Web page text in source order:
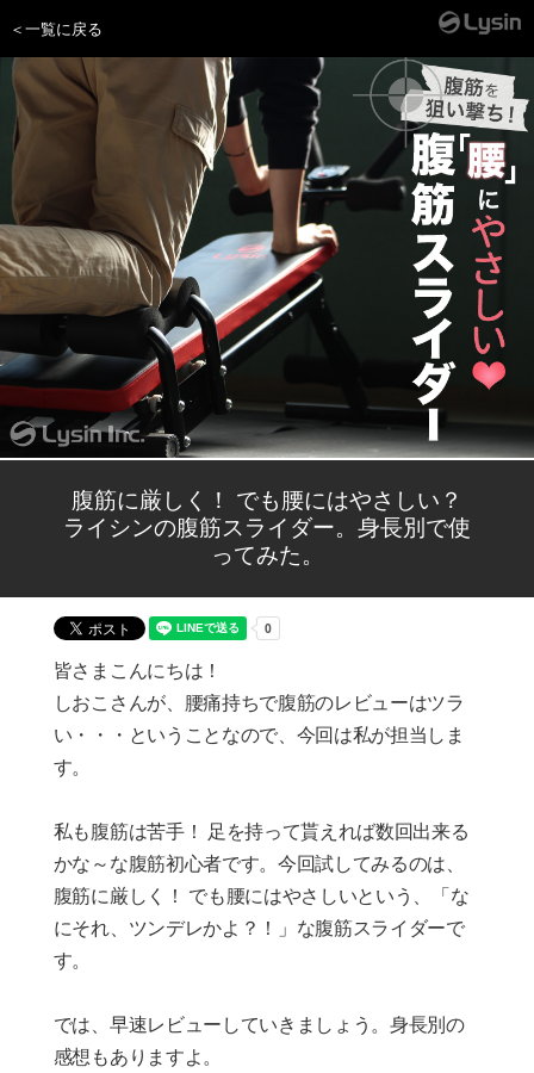
＜一覧に戻る
腹筋に厳しく！ でも腰にはやさしい？
ライシンの腹筋スライダー。身長別で使
ってみた。
皆さまこんにちは！
しおこさんが、腰痛持ちで腹筋のレビューはツラ
い・・・ということなので、今回は私が担当しま
す。
私も腹筋は苦手！ 足を持って貰えれば数回出来る
かな～な腹筋初心者です。今回試してみるのは、
腹筋に厳しく！ でも腰にはやさしいという、「な
にそれ、ツンデレかよ？！」な腹筋スライダーで
す。
では、早速レビューしていきましょう。身長別の
感想もありますよ。